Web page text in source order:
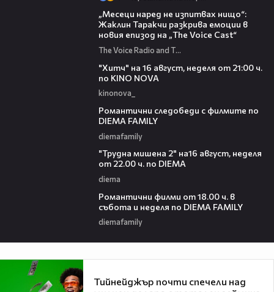
„Месеци наред не изпитвах нищо“:
Жаклин Таракчи разкрива емоции в
новия епизод на „The Voice Cast“
The Voice Radio and TV Bulgaria
"Хитч" на 16 август, неделя от 21:00 ч.
по KINO NOVA
kinonova_
Романтични следобеди с филмите по
DIEMA FAMILY
diemafamily
"Трудна мишена 2" на16 август, неделя
от 22.00 ч. по DIEMA
diema
Романтични филми от 18.00 ч. в
събота и неделя по DIEMA FAMILY
diemafamily
Тийнейджър почти спечели над